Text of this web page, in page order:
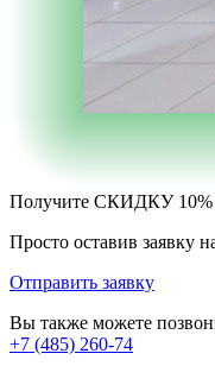
Получите СКИДКУ 10%
Просто оставив заявку
Отправить заявку
Вы также можете
+7 (485) 260-74